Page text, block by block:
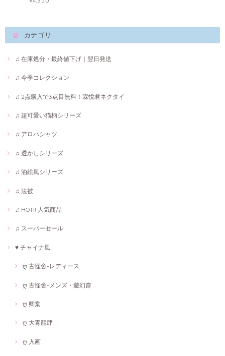
カテゴリ
♫ 在庫処分・最終値下げ｜翌日発送
♫ 今季コレクション
♫ 2点購入で3点目無料！霖悅君ネクタイ
♫ 超可愛い猫柄シリーズ
♫ アロハシャツ
♫ 透かしシリーズ
♫ 油絵風シリーズ
♫ 法被
♫ HOT!! 人気商品
♫ スーパーセール
♥ チャイナ風
ღ 古怪舍-レディース
ღ 古怪舍-メンズ・遊幻齋
ღ 卿棠
ღ 大青龍肆
ღ 入画